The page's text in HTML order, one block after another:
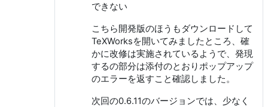
できない
こちら開発版のほうもダウンロードして
TeXWorksを開いてみましたところ、確
かに改修は実施されているようで、発現
するの部分は添付のとおりポップアップ
のエラーを返すこと確認しました。
次回の0.6.11のバージョンでは、少なく